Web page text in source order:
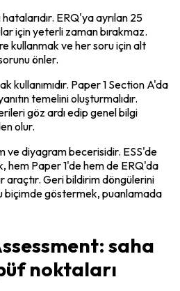
ERQ'ya ayrılan 25
için yeterli zaman bırakmaz.
kullanmak ve her soru için alt
önler.
kullanımıdır. Paper 1 Section A'da
temelini oluşturmalıdır.
göz ardı edip genel bilgi
olur.
ve diyagram becerisidir. ESS'de
hem Paper 1'de hem de ERQ'da
araçtır. Geri bildirim döngülerini
göstermek, puanlamada
saha
noktaları